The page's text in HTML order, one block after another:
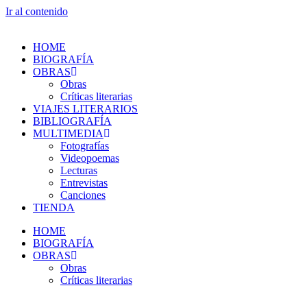
Ir al contenido
HOME
BIOGRAFÍA
OBRAS
Obras
Críticas literarias
VIAJES LITERARIOS
BIBLIOGRAFÍA
MULTIMEDIA
Fotografías
Videopoemas
Lecturas
Entrevistas
Canciones
TIENDA
HOME
BIOGRAFÍA
OBRAS
Obras
Críticas literarias